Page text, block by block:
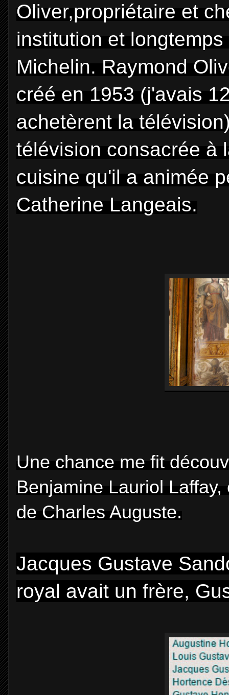
Oliver,propriétaire et
institution et
Michelin. Raymond
créé en 1953 (j'avais
achetèrent la
télévision consacrée à
cuisine qu'il a animée
Catherine Langeais.
Une chance me fit
Benjamine Lauriol Laffay,
de Charles Auguste.
Jacques Gustave
royal avait un frère,